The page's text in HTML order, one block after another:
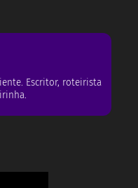
Escritor, roteirista